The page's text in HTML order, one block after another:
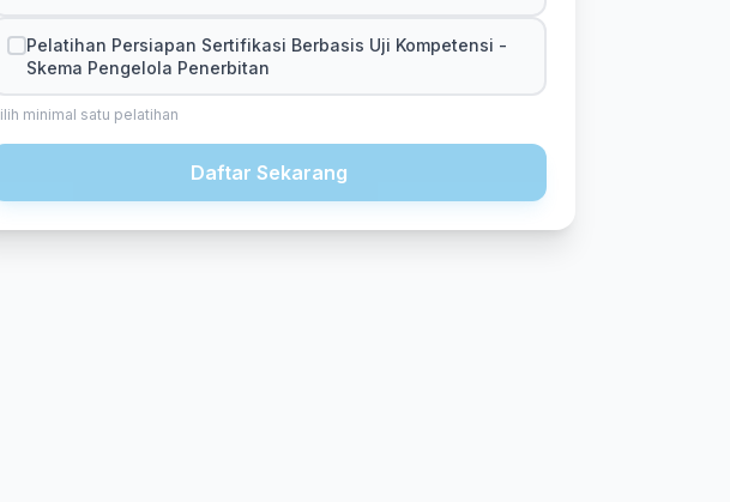
Pelatihan Persiapan Sertifikasi Berbasis Uji Kompetensi -
Skema Pengelola Penerbitan
minimal satu pelatihan
Daftar Sekarang